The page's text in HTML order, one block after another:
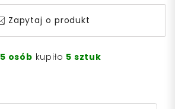
Zapytaj o produkt
5 osób kupiło 5 sztuk